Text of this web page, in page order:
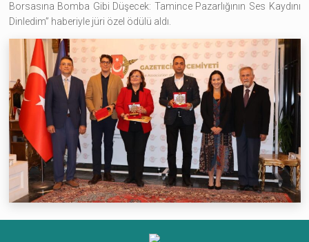
Borsasına Bomba Gibi Düşecek: Tamince Pazarlığının Ses Kaydını
Dinledim” haberiyle jüri özel ödülü aldı.